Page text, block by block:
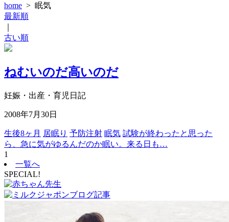
home > 眠気
最新順
古い順
ねむいのだ高いのだ
妊娠・出産・育児日記
2008年7月30日
生後8ヶ月 居眠り 予防注射 眠気 試験が終わったと思った
ら、急に気がゆるんだのか眠い。来る日も…
1
一覧へ
SPECIAL!